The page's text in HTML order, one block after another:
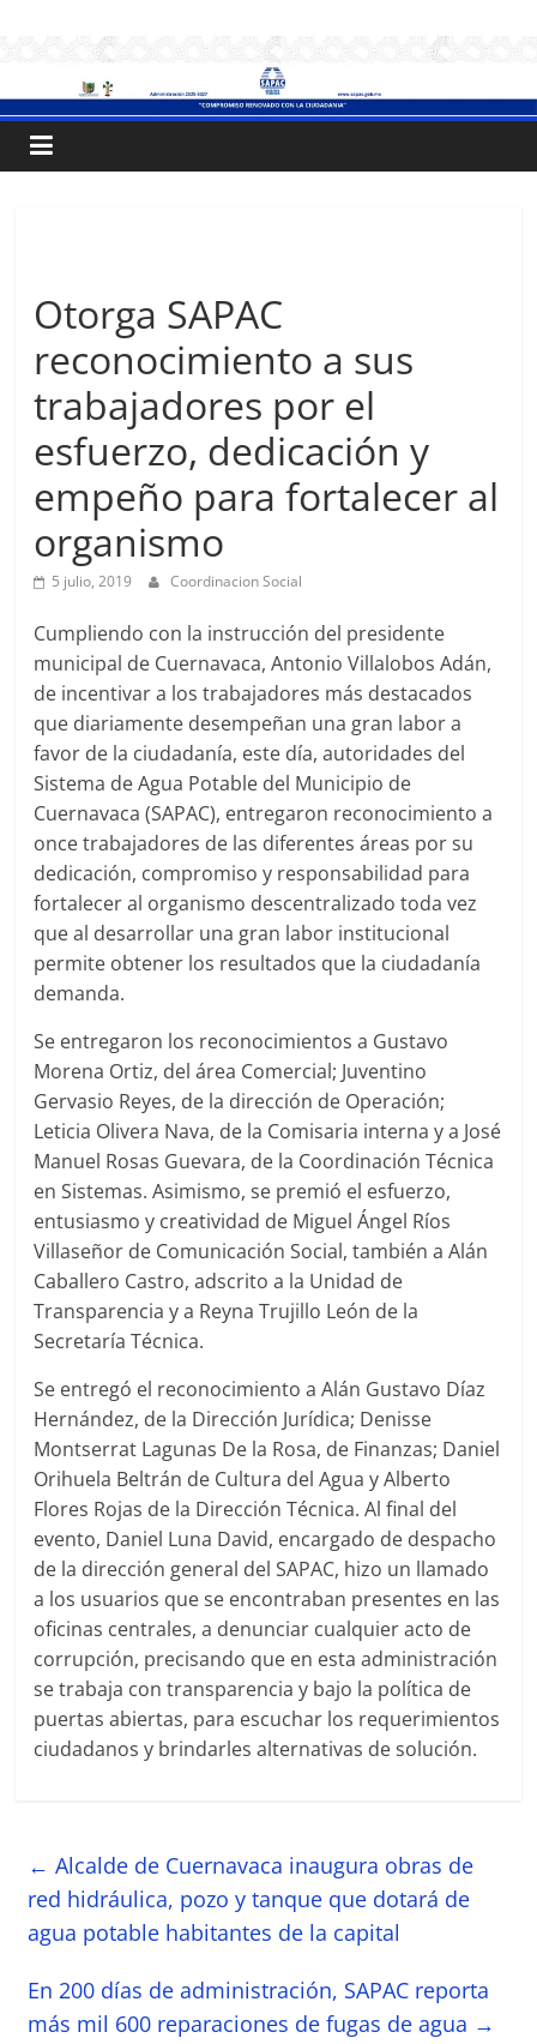
S
A
A
C
:.
Sistema
de
Agua
Potable
Alcantarillado
del
Municipio
de
Cuernavaca
Otorga SAPAC
reconocimiento a sus
trabajadores por el
esfuerzo, dedicación y
empeño para fortalecer al
organismo
5 julio, 2019 Coordinacion Social
Cumpliendo con la instrucción del presidente
municipal de Cuernavaca, Antonio Villalobos Adán,
de incentivar a los trabajadores más destacados
que diariamente desempeñan una gran labor a
favor de la ciudadanía, este día, autoridades del
Sistema de Agua Potable del Municipio de
Cuernavaca (SAPAC), entregaron reconocimiento a
once trabajadores de las diferentes áreas por su
dedicación, compromiso y responsabilidad para
fortalecer al organismo descentralizado toda vez
que al desarrollar una gran labor institucional
permite obtener los resultados que la ciudadanía
demanda.
Se entregaron los reconocimientos a Gustavo
Morena Ortiz, del área Comercial; Juventino
Gervasio Reyes, de la dirección de Operación;
Leticia Olivera Nava, de la Comisaria interna y a José
Manuel Rosas Guevara, de la Coordinación Técnica
en Sistemas. Asimismo, se premió el esfuerzo,
entusiasmo y creatividad de Miguel Ángel Ríos
Villaseñor de Comunicación Social, también a Alán
Caballero Castro, adscrito a la Unidad de
Transparencia y a Reyna Trujillo León de la
Secretaría Técnica.
Se entregó el reconocimiento a Alán Gustavo Díaz
Hernández, de la Dirección Jurídica; Denisse
Montserrat Lagunas De la Rosa, de Finanzas; Daniel
Orihuela Beltrán de Cultura del Agua y Alberto
Flores Rojas de la Dirección Técnica. Al final del
evento, Daniel Luna David, encargado de despacho
de la dirección general del SAPAC, hizo un llamado
a los usuarios que se encontraban presentes en las
oficinas centrales, a denunciar cualquier acto de
corrupción, precisando que en esta administración
se trabaja con transparencia y bajo la política de
puertas abiertas, para escuchar los requerimientos
ciudadanos y brindarles alternativas de solución.
← Alcalde de Cuernavaca inaugura obras de
red hidráulica, pozo y tanque que dotará de
agua potable habitantes de la capital
En 200 días de administración, SAPAC reporta
más mil 600 reparaciones de fugas de agua →